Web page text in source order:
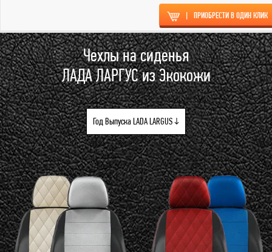
| ПРИОБРЕСТИ В ОДИН КЛИК
Чехлы на сиденья
ЛАДА ЛАРГУС из Экокожи
Год Выпуска LADA LARGUS ↓